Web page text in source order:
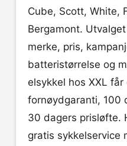
Cube, Scott, White,
Bergamont.
merke, pris,
batteristørrelse og
elsykkel hos XXL får
fornøydgaranti, 100
30 dagers prisløfte.
gratis sykkelservice